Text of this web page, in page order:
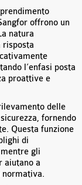
offrono un
natura
risposta
l’enfasi posta
proattive e
delle
fornendo
Questa funzione
di
gli
aiutano a
normativa.